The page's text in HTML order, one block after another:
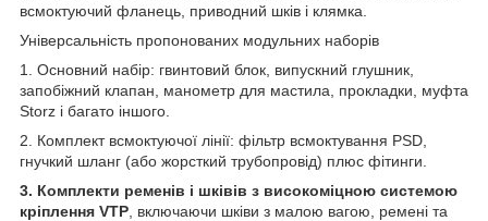
всмоктуючий фланець, приводний шків і клямка.
Універсальність пропонованих модульних наборів
1. Основний набір: гвинтовий блок, випускний глушник,
запобіжний клапан, манометр для мастила, прокладки, муфта
Storz і багато іншого.
2. Комплект всмоктуючої лінії: фільтр всмоктування PSD,
гнучкий шланг (або жорсткий трубопровід) плюс фітинги.
3. Комплекти ременів і шківів з високоміцною системою
кріплення VTP , включаючи шківи з малою вагою, ремені та